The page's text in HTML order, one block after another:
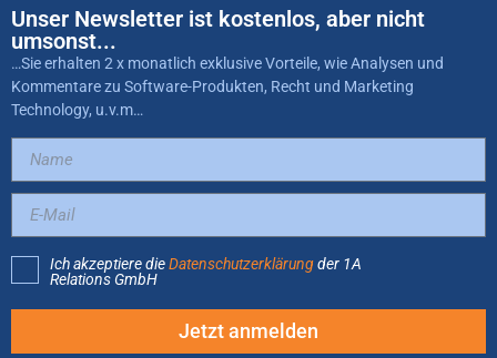
Unser Newsletter ist kostenlos, aber nicht
umsonst...
…Sie erhalten 2 x monatlich exklusive Vorteile, wie Analysen und
Kommentare zu Software-Produkten, Recht und Marketing
Technology, u.v.m…
Ich akzeptiere dieDatenschutzerklärungder 1A
Relations GmbH
Jetzt anmelden